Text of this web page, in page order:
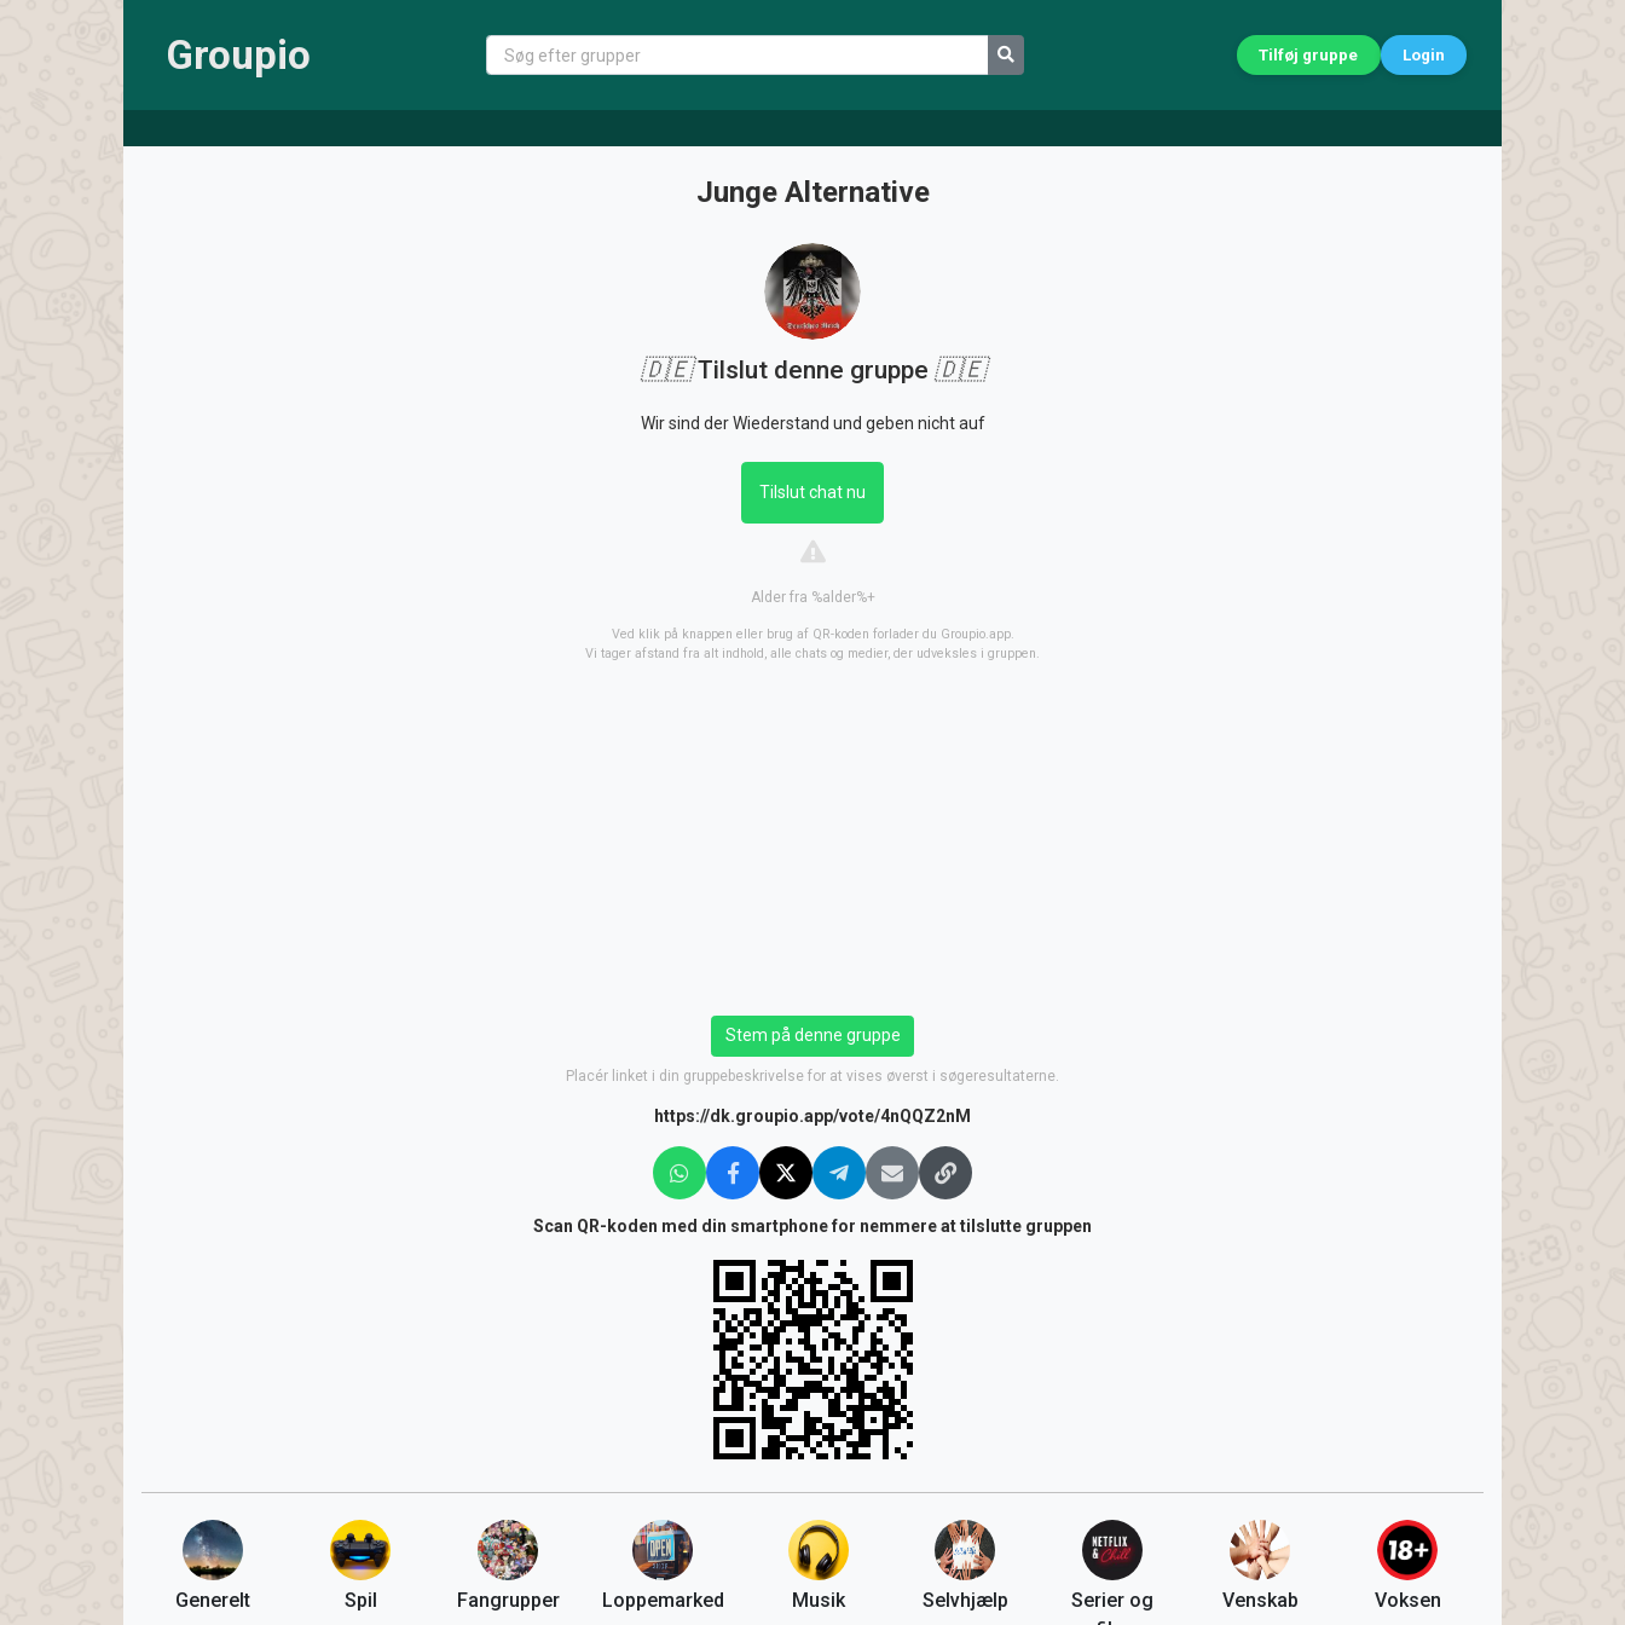
Groupio Tilføj gruppe Login
Junge Alternative
🇩🇪Tilslut denne gruppe 🇩🇪
Wir sind der Wiederstand und geben nicht auf
Tilslut chat nu
Alder fra %alder%+
Ved klik på knappen eller brug af QR-koden forlader du Groupio.app.
Vi tager afstand fra alt indhold, alle chats og medier, der udveksles i gruppen.
Stem på denne gruppe
Placér linket i din gruppebeskrivelse for at vises øverst i søgeresultaterne.
https://dk.groupio.app/vote/4nQQZ2nM
Scan QR-koden med din smartphone for nemmere at tilslutte gruppen
Generelt Spil Fangrupper Loppemarked Musik Selvhjælp
Serier og
Venskab Voksen